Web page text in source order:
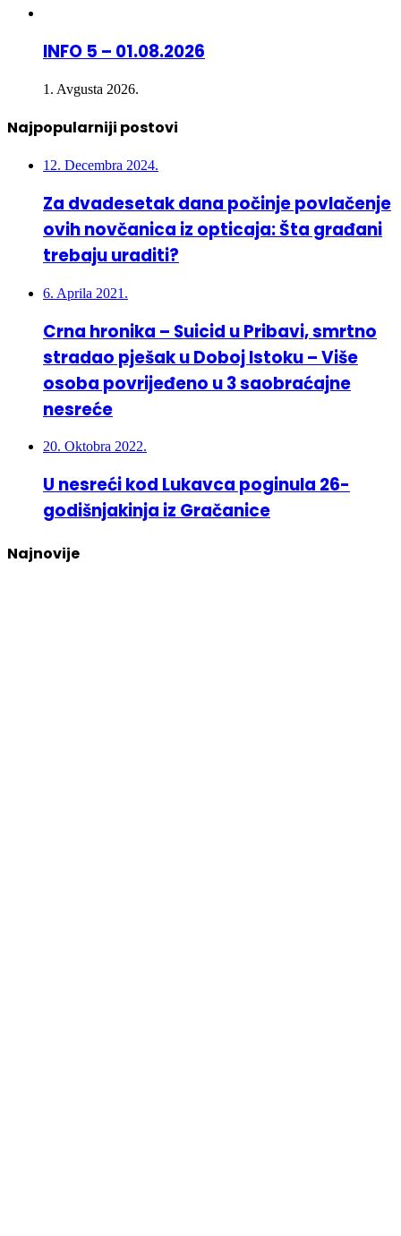
INFO 5 – 01.08.2026
1. Avgusta 2026.
Najpopularniji postovi
12. Decembra 2024.
Za dvadesetak dana počinje povlačenje
ovih novčanica iz opticaja: Šta građani
trebaju uraditi?
6. Aprila 2021.
Crna hronika – Suicid u Pribavi, smrtno
stradao pješak u Doboj Istoku – Više
osoba povrijeđeno u 3 saobraćajne
nesreće
20. Oktobra 2022.
U nesreći kod Lukavca poginula 26-
godišnjakinja iz Gračanice
Najnovije